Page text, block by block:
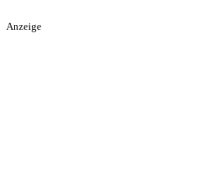
Anzeige